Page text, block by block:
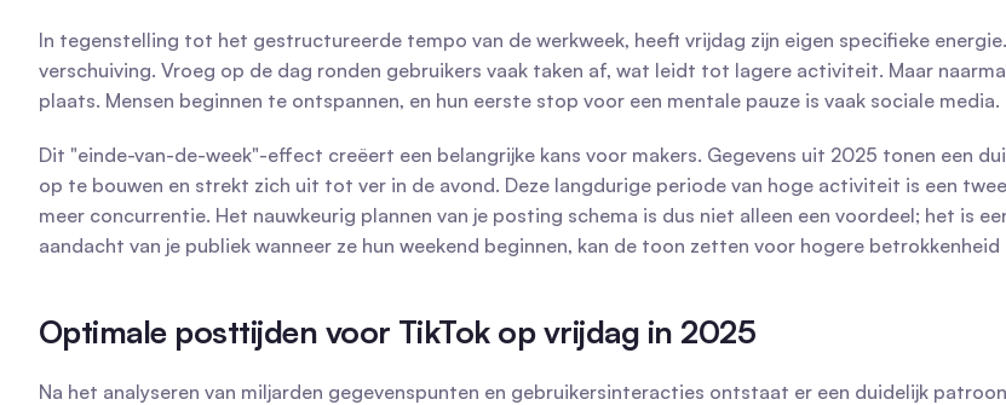
In tegenstelling tot het gestructureerde tempo van de werkweek, heeft vrijdag zijn eigen specifieke
verschuiving. Vroeg op de dag ronden gebruikers vaak taken af, wat leidt tot lagere activiteit. Maar
plaats. Mensen beginnen te ontspannen, en hun eerste stop voor een mentale pauze is vaak sociale media.
Dit "einde-van-de-week"-effect creëert een belangrijke kans voor makers. Gegevens uit 2025 tonen een
op te bouwen en strekt zich uit tot ver in de avond. Deze langdurige periode van hoge activiteit is een
meer concurrentie. Het nauwkeurig plannen van je posting schema is dus niet alleen een voordeel; het is
aandacht van je publiek wanneer ze hun weekend beginnen, kan de toon zetten voor hogere
Optimale posttijden voor TikTok op vrijdag in 2025
Na het analyseren van miljarden gegevenspunten en gebruikersinteracties ontstaat er een duidelijk